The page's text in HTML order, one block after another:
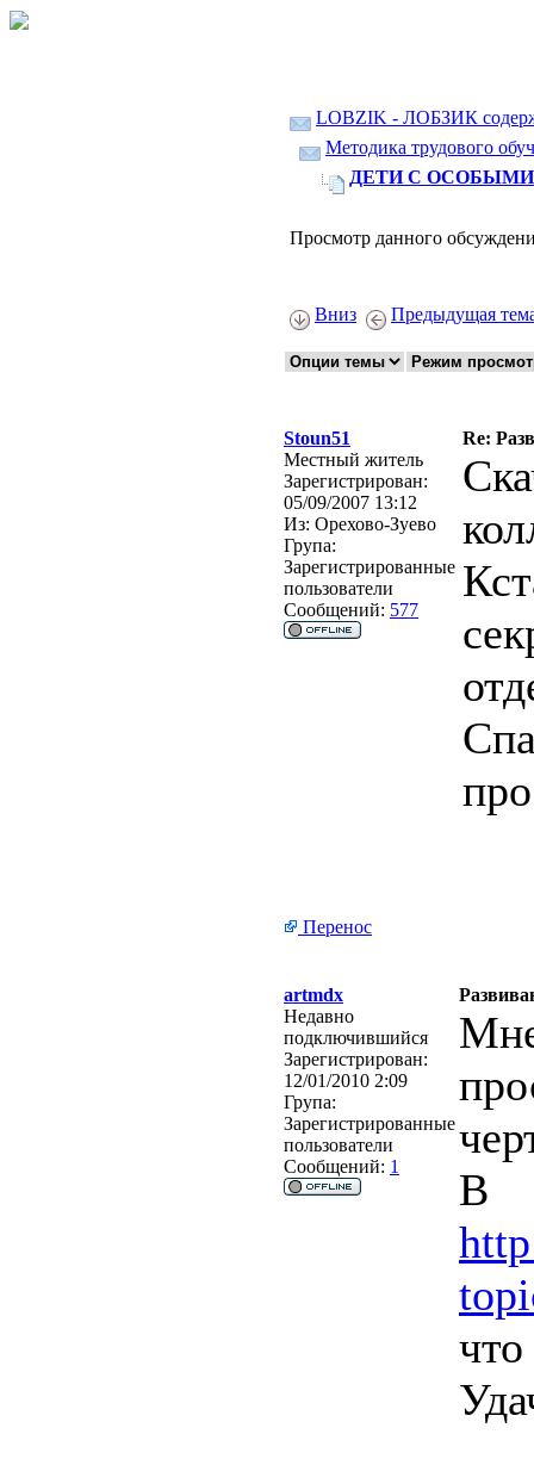
LOBZIK - ЛОБЗИК
Методика трудового
ДЕТИ С ОСОБЫМИ
Просмотр данного
Вниз Предыдущая
Stoun51
Re:
Местный житель
Зарегистрирован:
05/09/2007 13:12
Из: Орехово-Зуево
Група:
Зарегистрированные
пользователи
Сообщений: 577
Перенос
artmdx
Недавно
подключившийся
Зарегистрирован:
12/01/2010 2:09
Група:
Зарегистрированные
пользователи
Сообщений: 1
В